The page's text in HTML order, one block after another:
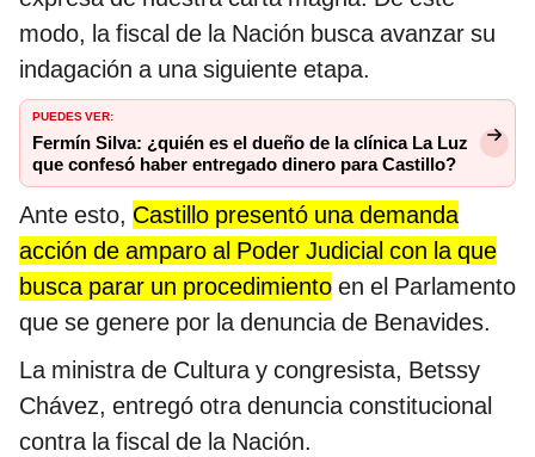
modo, la fiscal de la Nación busca avanzar su
indagación a una siguiente etapa.
PUEDES VER:
Fermín Silva: ¿quién es el dueño de la clínica La Luz
que confesó haber entregado dinero para Castillo?
Ante esto, Castillo presentó una demanda
acción de amparo al Poder Judicial con la que
busca parar un procedimiento en el Parlamento
que se genere por la denuncia de Benavides.
La ministra de Cultura y congresista, Betssy
Chávez, entregó otra denuncia constitucional
contra la fiscal de la Nación.